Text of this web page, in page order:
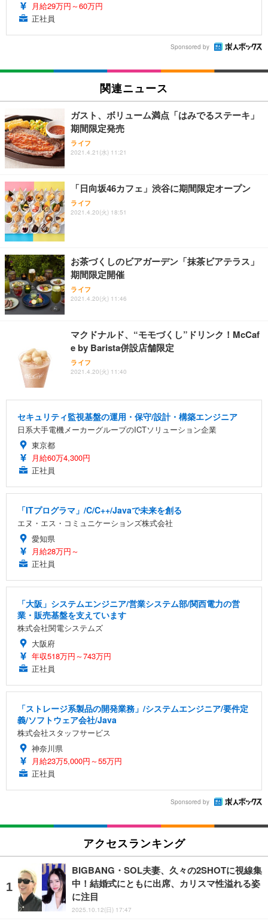
月給29万円～60万円
正社員
Sponsored by
関連ニュース
ガスト、ボリューム満点「はみでるステーキ」
期間限定発売
ライフ
2021.4.21(水) 11:21
「日向坂46カフェ」渋谷に期間限定オープン
ライフ
2021.4.20(火) 18:51
お茶づくしのビアガーデン「抹茶ビアテラス」
期間限定開催
ライフ
2021.4.20(火) 11:46
マクドナルド、“モモづくし”ドリンク！McCaf
e by Barista併設店舗限定
ライフ
2021.4.20(火) 11:40
セキュリティ監視基盤の運用・保守/設計・構築エンジニア
日系大手電機メーカーグループのICTソリューション企業
東京都
月給60万4,300円
正社員
「ITプログラマ」/C/C++/Javaで未来を創る
エヌ・エス・コミュニケーションズ株式会社
愛知県
月給28万円～
正社員
「大阪」システムエンジニア/営業システム部/関西電力の営
業・販売基盤を支えています
株式会社関電システムズ
大阪府
年収518万円～743万円
正社員
「ストレージ系製品の開発業務」/システムエンジニア/要件定
義/ソフトウェア会社/Java
株式会社スタッフサービス
神奈川県
月給23万5,000円～55万円
正社員
Sponsored by
アクセスランキング
BIGBANG・SOL夫妻、久々の2SHOTに視線集
中！結婚式にともに出席、カリスマ性溢れる姿
に注目
2025.10.12(日) 17:47